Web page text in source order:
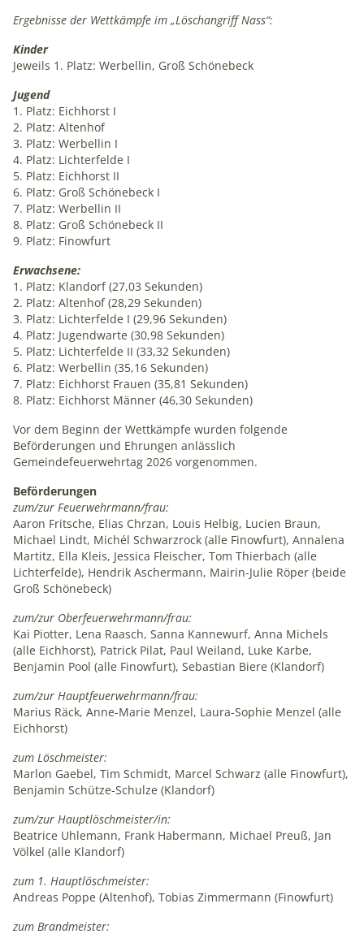
Ergebnisse der Wettkämpfe im „Löschangriff Nass“:
Kinder
Jeweils 1. Platz: Werbellin, Groß Schönebeck
Jugend
1. Platz: Eichhorst I
2. Platz: Altenhof
3. Platz: Werbellin I
4. Platz: Lichterfelde I
5. Platz: Eichhorst II
6. Platz: Groß Schönebeck I
7. Platz: Werbellin II
8. Platz: Groß Schönebeck II
9. Platz: Finowfurt
Erwachsene:
1. Platz: Klandorf (27,03 Sekunden)
2. Platz: Altenhof (28,29 Sekunden)
3. Platz: Lichterfelde I (29,96 Sekunden)
4. Platz: Jugendwarte (30,98 Sekunden)
5. Platz: Lichterfelde II (33,32 Sekunden)
6. Platz: Werbellin (35,16 Sekunden)
7. Platz: Eichhorst Frauen (35,81 Sekunden)
8. Platz: Eichhorst Männer (46,30 Sekunden)
Vor dem Beginn der Wettkämpfe wurden folgende
Beförderungen und Ehrungen anlässlich
Gemeindefeuerwehrtag 2026 vorgenommen.
Beförderungen
zum/zur Feuerwehrmann/frau:
Aaron Fritsche, Elias Chrzan, Louis Helbig, Lucien Braun,
Michael Lindt, Michél Schwarzrock (alle Finowfurt), Annalena
Martitz, Ella Kleis, Jessica Fleischer, Tom Thierbach (alle
Lichterfelde), Hendrik Aschermann, Mairin-Julie Röper (beide
Groß Schönebeck)
zum/zur Oberfeuerwehrmann/frau:
Kai Piotter, Lena Raasch, Sanna Kannewurf, Anna Michels
(alle Eichhorst), Patrick Pilat, Paul Weiland, Luke Karbe,
Benjamin Pool (alle Finowfurt), Sebastian Biere (Klandorf)
zum/zur Hauptfeuerwehrmann/frau:
Marius Räck, Anne-Marie Menzel, Laura-Sophie Menzel (alle
Eichhorst)
zum Löschmeister:
Marlon Gaebel, Tim Schmidt, Marcel Schwarz (alle Finowfurt),
Benjamin Schütze-Schulze (Klandorf)
zum/zur Hauptlöschmeister/in:
Beatrice Uhlemann, Frank Habermann, Michael Preuß, Jan
Völkel (alle Klandorf)
zum 1. Hauptlöschmeister:
Andreas Poppe (Altenhof), Tobias Zimmermann (Finowfurt)
zum Brandmeister:
STATISTIK
Statistik-Cookies erfassen Informationen anonym. Diese
Informationen helfen uns zu verstehen, wie Besucher
unsere Intranet-Website nutzen und dienen als
Grundlage für Verbesserungen der Nutzererfahrung
Matomo
Name:
_pk_ses, _pk_id
Anbieter:
matomo.org
Statistik
Cookie Laufzeit: